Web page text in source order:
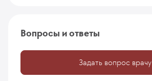
Вопросы и ответы
Задать вопрос врачу